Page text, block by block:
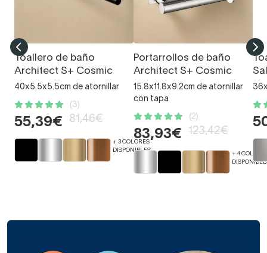
Toallero de baño
Architect S+ Cosmic
40x5.5x5.5cm de atornillar
(3)
55,39€ 81,46€
+ 3 COLORES
DISPONIBLES
Portarrollos de baño
Architect S+ Cosmic
15.8x11.8x9.2cm de atornillar
con tapa
(2)
83,93€ 123,42€
+ 4